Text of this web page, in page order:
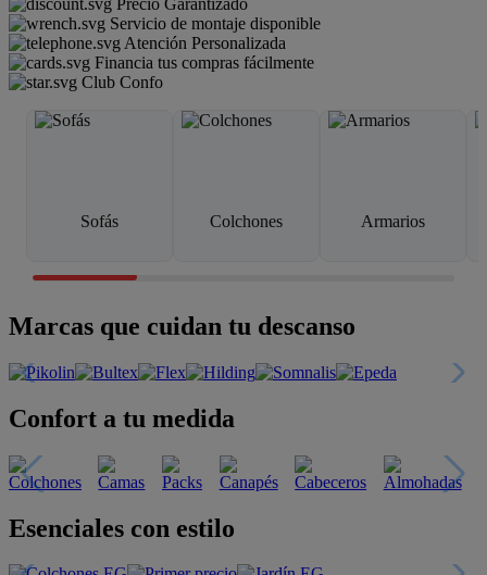
Precio Garantizado
Servicio de montaje disponible
Atención Personalizada
Financia tus compras fácilmente
Club Confo
Sofás Colchones Armarios
Marcas que cuidan tu descanso
Confort a tu medida
Esenciales con estilo